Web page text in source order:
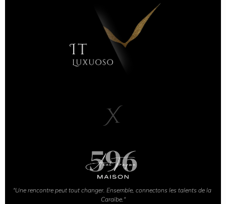
X
"Une rencontre peut tout changer. Ensemble, connectons les talents de la
Caraïbe."